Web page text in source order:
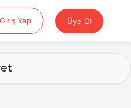
YapGiriş Yap Üye Ol